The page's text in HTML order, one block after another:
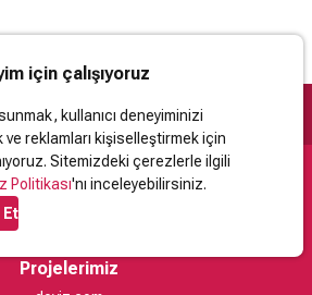
için çalışıyoruz
kullanıcı deneyiminizi
reklamları kişiselleştirmek için
Sitemizdeki çerezlerle ilgili
Politikası'nı inceleyebilirsiniz.
Et
Destek
Sözleşmesi
Projelerimiz